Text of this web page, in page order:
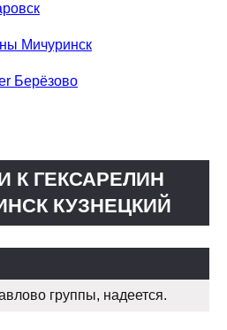
Мичуринск
Берёзово
К ГЕКСАРЕЛИН
КУЗНЕЦКИЙ
группы, надеется.